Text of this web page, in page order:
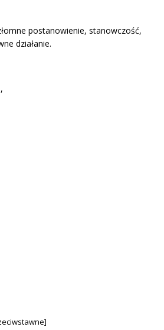
postanowienie, stanowczość,
działanie.